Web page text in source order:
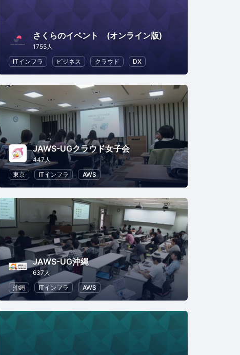
ステム
さくらのイベント (オンライン版)
1755人
ITインフラ
ビジネス クラウド DX
JAWS-UGクラウド女子会
447人
東京
ITインフラ AWS
JAWS-UG沖縄
637人
沖縄
ITインフラ AWS